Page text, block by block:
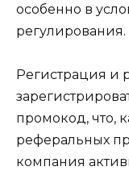
особенно в
регулирования.
Регистрация и
промокод, что,
реферальных
компания